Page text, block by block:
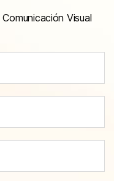
Comunicación Visual